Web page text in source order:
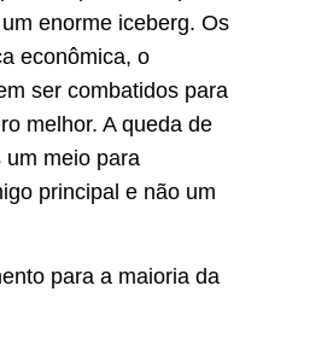
enorme iceberg. Os
econômica, o
ser combatidos para
melhor. A queda de
um meio para
principal e não um
para a maioria da